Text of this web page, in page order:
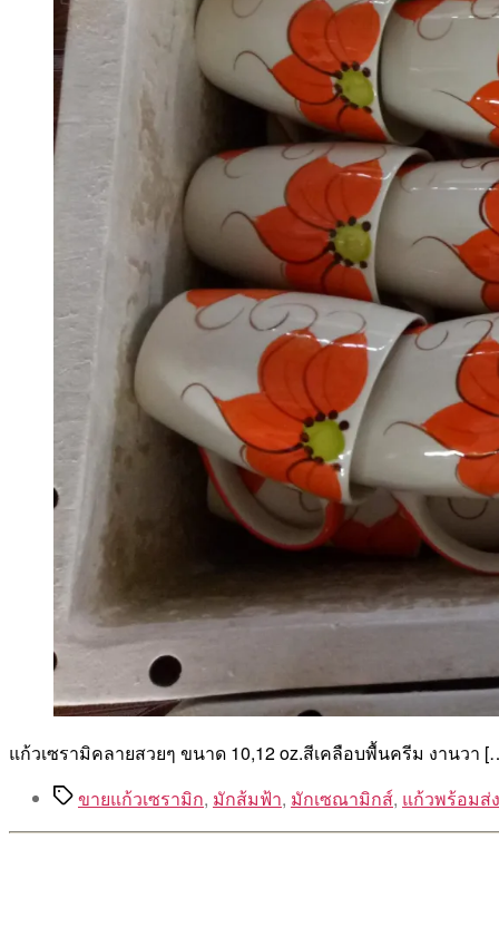
แก้วเซรามิคลายสวยๆ ขนาด 10,12 oz.สีเคลือบพื้นครีม งานวา
Tagsขายแก้วเซรามิก, มักส้มฟ้า, มักเซณามิกส์, แก้วพร้อมส่ง